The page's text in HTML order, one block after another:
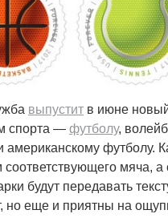
выпустит в июне
спорта — футболу,
американскому футболу.
мяча, а
будут передавать
но еще и приятны на